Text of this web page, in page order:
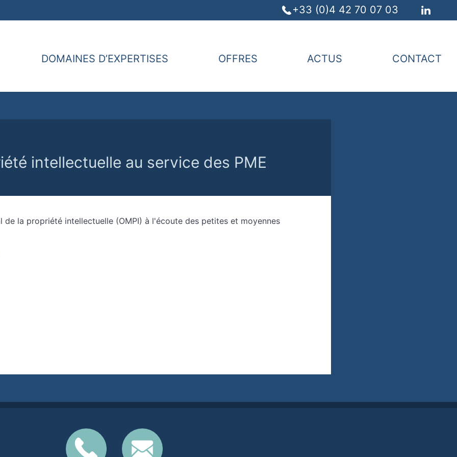
+33 (0)4 42 70 07 03
DOMAINES D’EXPERTISES OFFRES ACTUS CONTACT
intellectuelle au service des PME
de la propriété intellectuelle (OMPI) à l'écoute des petites et moyennes